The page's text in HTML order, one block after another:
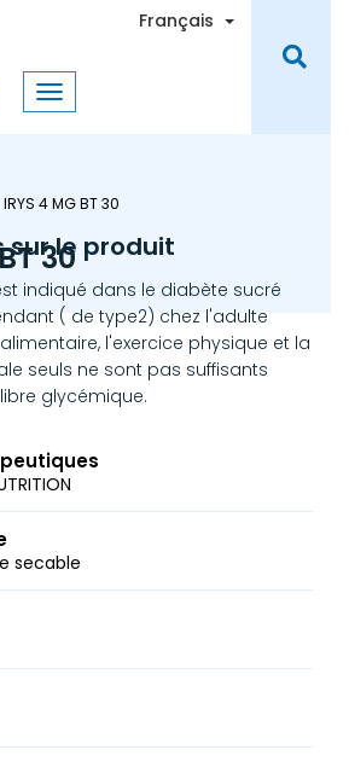
Français Toggle
IRYS 4 MG BT 30
30
sur le produit
indiqué dans le diabète sucré
( de type2) chez l'adulte
l'exercice physique et la
seuls ne sont pas suffisants
glycémique.
secable